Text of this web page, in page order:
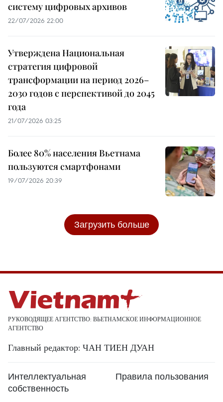
систему цифровых архивов
22/07/2026 22:00
Утверждена Национальная
стратегия цифровой
трансформации на период 2026–
2030 годов с перспективой до 2045
года
21/07/2026 03:25
Более 80% населения Вьетнама
пользуются смартфонами
19/07/2026 20:39
Загрузить больше
РУКОВОДЯЩЕЕ АГЕНТСТВО: ВЬЕТНАМСКОЕ ИНФОРМАЦИОННОЕ
АГЕНТСТВО
Главный редактор: ЧАН ТИЕН ДУАН
Интеллектуальная
собственность
Правила пользования